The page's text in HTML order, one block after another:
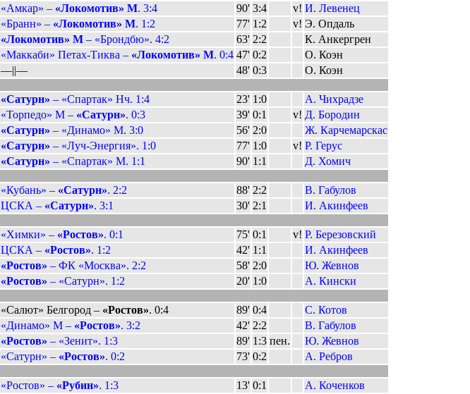
«Амкар» – «Локомотив» М. 3:4 90' 3:4 v! И. Левенец
«Бранн» – «Локомотив» М. 1:2 77' 1:2 v! Э. Опдаль
«Локомотив» М– «Брондбю». 4:2 63' 2:2
К. Анкергрен
«Маккаби» Петах-Тиква – «Локомотив» М. 0:4 47' 0:2
О. Коэн
––||–– 48' 0:3 О. Коэн
«Сатурн» – «Спартак» Нч. 1:4 23' 1:0
А. Чихрадзе
«Торпедо» М – «Сатурн». 0:3 39' 0:1 v! Д. Бородин
«Сатурн» – «Динамо» М. 3:0 56' 2:0
Ж. Карчемарскас
«Сатурн» – «Луч-Энергия». 1:0 77' 1:0 v! Р. Герус
«Сатурн» – «Спартак» М. 1:1 90' 1:1 Д. Хомич
«Кубань» – «Сатурн». 2:2 88' 2:2
В. Габулов
ЦСКА – «Сатурн». 3:1 30' 2:1 И. Акинфеев
«Химки» – «Ростов». 0:1 75' 0:1 v! Р. Березовский
ЦСКА – «Ростов». 1:2 42' 1:1
И. Акинфеев
«Ростов» – ФК «Москва». 2:2 58' 2:0
Ю. Жевнов
«Ростов» – «Сатурн». 1:2 20' 1:0 А. Кински
«Салют» Белгород – «Ростов». 0:4 89' 0:4
С. Котов
«Динамо» М – «Ростов». 3:2 42' 2:2
В. Габулов
«Ростов» – «Зенит». 1:3 89' 1:3 пен.
Ю. Жевнов
«Сатурн» – «Ростов». 0:2 73' 0:2 А. Ребров
«Ростов» – «Рубин». 1:3 13' 0:1
А. Коченков